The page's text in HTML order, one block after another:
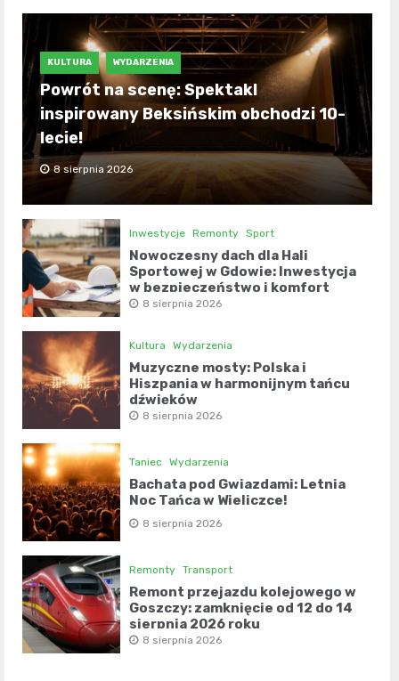
KULTURA WYDARZENIA
Powrót na scenę: Spektakl
inspirowany Beksińskim obchodzi 10-
lecie!
8 sierpnia 2026
Inwestycje Remonty Sport
Nowoczesny dach dla Hali
Sportowej w Gdowie: Inwestycja
w bezpieczeństwo i komfort
8 sierpnia 2026
Kultura Wydarzenia
Muzyczne mosty: Polska i
Hiszpania w harmonijnym tańcu
dźwięków
8 sierpnia 2026
Taniec Wydarzenia
Bachata pod Gwiazdami: Letnia
Noc Tańca w Wieliczce!
8 sierpnia 2026
Remonty Transport
Remont przejazdu kolejowego w
Goszczy: zamknięcie od 12 do 14
sierpnia 2026 roku
8 sierpnia 2026